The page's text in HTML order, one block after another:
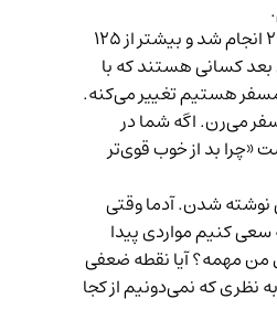
این هم هست که نگاهی که تو این نظرها وجود داره اغلب دمدمی‌مزاج و مشروطه. مثلا نظر یه مسافر به این بستگی داره که کی همراهش باشه. تحقیقی که سال ۲۰۱۷ انجام شد و بیشتر از ۱۲۵
بعد کسانی هستند که با
هستیم تغییر می‌کنه.
می‌رن. اگه شمادر
«چرا بد از خوب قوی‌تر
نوشته شدن. آدما وقتی
کنیم مواردی پیدا
من مهمه؟ آیا نقطه‌ ضعفی
نظری که نمی‌دونیم از کجا